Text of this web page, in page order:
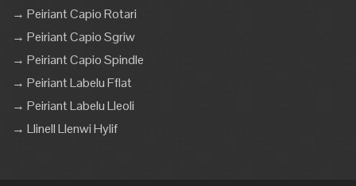
→ Peiriant Capio Rotari
→ Peiriant Capio Sgriw
→ Peiriant Capio Spindle
→ Peiriant Labelu Fflat
→ Peiriant Labelu Lleoli
→ Llinell Llenwi Hylif